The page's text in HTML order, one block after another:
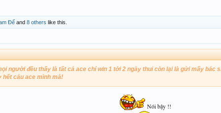
Đế and 8 others like this.
người đều thấy là tất cả ace chỉ win 1 tới 2 ngày thui còn lại là gửi mấy bác
hết cảu ace mình mà!
Nói bậy !!